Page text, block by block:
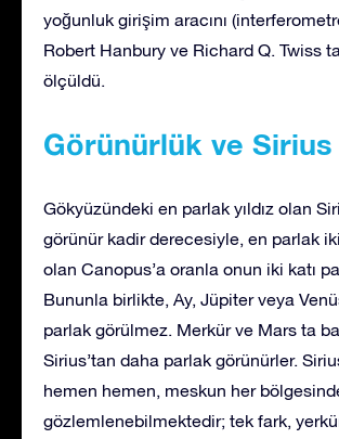
yoğunluk girişim aracını
Robert Hanbury ve Richard Q. Twiss
ölçüldü.
Görünürlük ve Sirius
Gökyüzündeki en parlak yıldız olan
görünür kadir derecesiyle, en parlak
olan Canopus’a oranla onun iki katı
Bununla birlikte, Ay, Jüpiter veya
parlak görülmez. Merkür ve Mars ta
Sirius’tan daha parlak görünürler.
hemen hemen, meskun her
gözlemlenebilmektedir; tek fark,